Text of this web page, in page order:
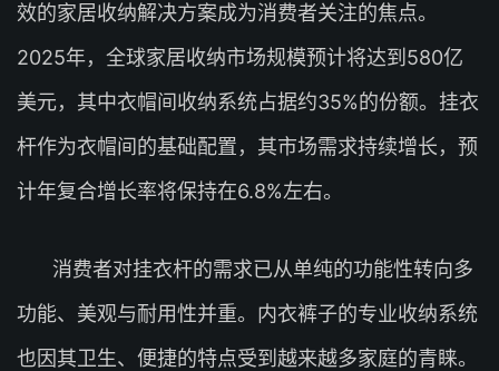
效的家居收纳解决方案成为消费者关注的焦点。
2025年，全球家居收纳市场规模预计将达到580亿
美元，其中衣帽间收纳系统占据约35%的份额。挂衣
杆作为衣帽间的基础配置，其市场需求持续增长，预
计年复合增长率将保持在6.8%左右。
消费者对挂衣杆的需求已从单纯的功能性转向多
功能、美观与耐用性并重。内衣裤子的专业收纳系统
也因其卫生、便捷的特点受到越来越多家庭的青睐。